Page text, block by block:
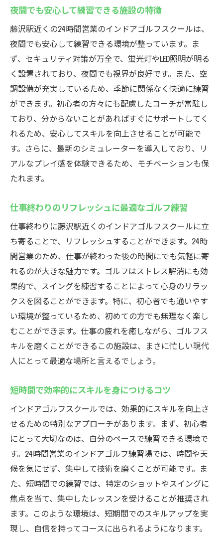
夜間でも安心して練習できる施設の特徴
藤沢駅近くの24時間営業のインドアゴルフスクールは、
夜間でも安心して練習できる環境が整っています。ま
ず、セキュリティ対策が万全で、蛍光灯やLED照明が明る
く設置されており、夜間でも視界が良好です。また、空
調設備が充実しているため、季節に関係なく快適に練習
ができます。初心者の方々にも配慮したコーチが常駐し
ており、分からないことがあればすぐにサポートしてく
れるため、安心してスキルを向上させることが可能で
す。さらに、最新のシミュレーターを導入しており、リ
アルなプレイ感を体験できるため、モチベーションも保
たれます。
仕事終わりのリフレッシュに最適なゴルフ練習
仕事終わりに藤沢駅近くのインドアゴルフスクールに立
ち寄ることで、リフレッシュすることができます。24時
間営業のため、仕事が終わった後の時間にでも気軽に寄
れるのが大きな魅力です。ゴルフはストレス解消にも効
果的で、スイングを練習することによって心身のリラッ
クスを図ることができます。特に、初心者でも通いやす
い環境が整っているため、初めての方でも無理なく楽し
むことができます。仕事の疲れを癒しながら、ゴルフス
キルを磨くことができるこの施設は、まさに忙しい現代
人にとって最適な場所と言えるでしょう。
短時間で効率的にスキルを身につけるコツ
インドアゴルフスクールでは、効果的にスキルを向上さ
せるための特別なアプローチがあります。まず、初心者
にとって大切なのは、自分のペースで練習できる環境で
す。24時間営業のインドアゴルフ練習場では、時間や天
候を気にせず、集中して技術を磨くことが可能です。ま
た、短時間での練習では、特定のショットやスイングに
焦点を当て、集中したレッスンを受けることが推奨され
ます。このような環境は、短期間でのスキルアップを実
現し、自信を持ってコースに出られるようになります。